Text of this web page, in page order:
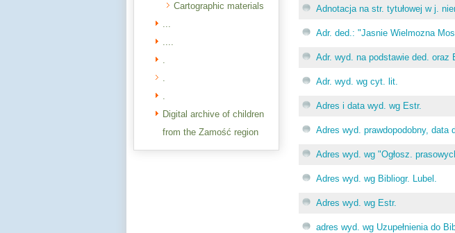
Cartographic materials
...
....
.
.
.
Digital archive of children
from the Zamość region
Adnotacja na str. tytułowej w j.
Adr. ded.: "Jasnie Wielmozna
Adr. wyd. na podstawie ded. oraz
Adr. wyd. wg cyt. lit.
Adres i data wyd. wg Estr.
Adres wyd. prawdopodobny, data
Adres wyd. wg "Ogłosz.
Adres wyd. wg Bibliogr. Lubel.
Adres wyd. wg Estr.
adres wyd. wg Uzupełnienia do